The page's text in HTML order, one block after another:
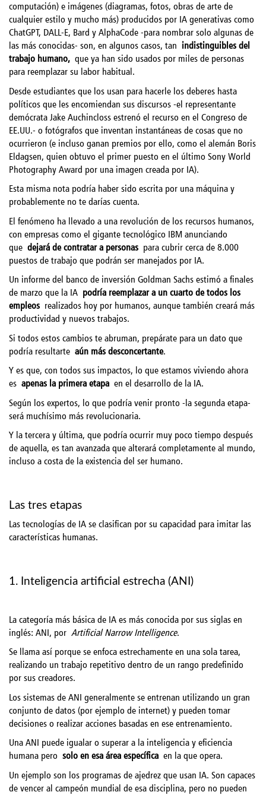
computación) e imágenes (diagramas, fotos, obras de arte de
cualquier estilo y mucho más) producidos por IA generativas como
ChatGPT, DALL-E, Bard y AlphaCode -para nombrar solo algunas de
las más conocidas- son, en algunos casos, tan indistinguibles del
trabajo humano, que ya han sido usados por miles de personas
para reemplazar su labor habitual.
Desde estudiantes que los usan para hacerle los deberes hasta
políticos que les encomiendan sus discursos -el representante
demócrata Jake Auchincloss estrenó el recurso en el Congreso de
EE.UU.- o fotógrafos que inventan instantáneas de cosas que no
ocurrieron (e incluso ganan premios por ello, como el alemán Boris
Eldagsen, quien obtuvo el primer puesto en el último Sony World
Photography Award por una imagen creada por IA).
Esta misma nota podría haber sido escrita por una máquina y
probablemente no te darías cuenta.
El fenómeno ha llevado a una revolución de los recursos humanos,
con empresas como el gigante tecnológico IBM anunciando
que dejará de contratar a personas para cubrir cerca de 8.000
puestos de trabajo que podrán ser manejados por IA.
Un informe del banco de inversión Goldman Sachs estimó a finales
de marzo que la IA podría reemplazar a un cuarto de todos los
empleos realizados hoy por humanos, aunque también creará más
productividad y nuevos trabajos.
Si todos estos cambios te abruman, prepárate para un dato que
podría resultarte aún más desconcertante.
Y es que, con todos sus impactos, lo que estamos viviendo ahora
es apenas la primera etapa en el desarrollo de la IA.
Según los expertos, lo que podría venir pronto -la segunda etapa-
será muchísimo más revolucionaria.
Y la tercera y última, que podría ocurrir muy poco tiempo después
de aquella, es tan avanzada que alterará completamente al mundo,
incluso a costa de la existencia del ser humano.
Las tres etapas
Las tecnologías de IA se clasifican por su capacidad para imitar las
características humanas.
1. Inteligencia artificial estrecha (ANI)
La categoría más básica de IA es más conocida por sus siglas en
inglés: ANI, por Artificial Narrow Intelligence.
Se llama así porque se enfoca estrechamente en una sola tarea,
realizando un trabajo repetitivo dentro de un rango predefinido
por sus creadores.
Los sistemas de ANI generalmente se entrenan utilizando un gran
conjunto de datos (por ejemplo de internet) y pueden tomar
decisiones o realizar acciones basadas en ese entrenamiento.
Una ANI puede igualar o superar a la inteligencia y eficiencia
humana pero solo en esa área específica en la que opera.
Un ejemplo son los programas de ajedrez que usan IA. Son capaces
de vencer al campeón mundial de esa disciplina, pero no pueden